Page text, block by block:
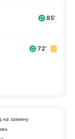
85'
72'
на замену